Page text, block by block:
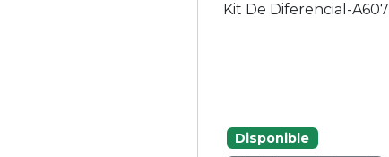
Kit De Diferencial-
Disponible